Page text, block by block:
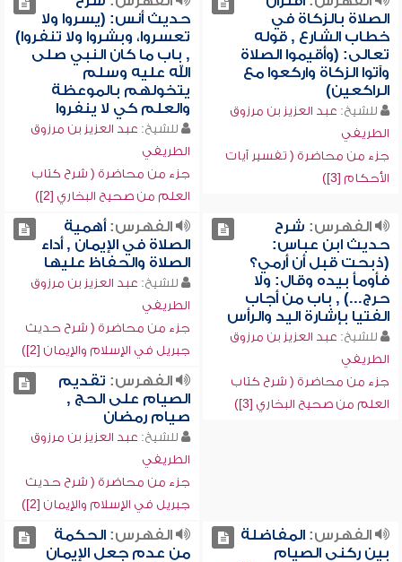
الصلاة بالزكاة في
خطاب الشارع , قوله
تعالى: (وأقيموا الصلاة
وآتوا الزكاة واركعوا مع
الراكعين)
للشيخ: عبد العزيز بن مرزوق
الطريفي
جزء من محاضرة ( تفسير آيات
الأحكام [3])
حديث أنس: (يسروا ولا
تعسروا، وبشروا ولا تنفروا)
, باب ما كان النبي صلى
الله عليه وسلم
يتخولهم بالموعظة
والعلم كي لا ينفروا
للشيخ: عبد العزيز بن مرزوق
الطريفي
جزء من محاضرة ( شرح كتاب
العلم من صحيح البخاري [2])
الفهرس: شرح
حديث ابن عباس:
(ذبحت قبل أن أرمي؟
فأومأ بيده وقال: ولا
حرج...) , باب من أجاب
الفتيا بإشارة اليد والرأس
للشيخ: عبد العزيز بن مرزوق
الطريفي
جزء من محاضرة ( شرح كتاب
العلم من صحيح البخاري [3])
الفهرس:أهمية
الصلاة في الإيمان , أداء
الصلاة والحفاظ عليها
للشيخ: عبد العزيز بن مرزوق
الطريفي
جزء من محاضرة ( شرح حديث
جبريل في الإسلام والإيمان [2])
الفهرس: تقديم
الصيام على الحج ,
صيام رمضان
للشيخ: عبد العزيز بن مرزوق
الطريفي
جزء من محاضرة ( شرح حديث
جبريل في الإسلام والإيمان [2])
الفهرس:المفاضلة
بين ركني الصيام
الفهرس:الحكمة
من عدم جعل الإيمان